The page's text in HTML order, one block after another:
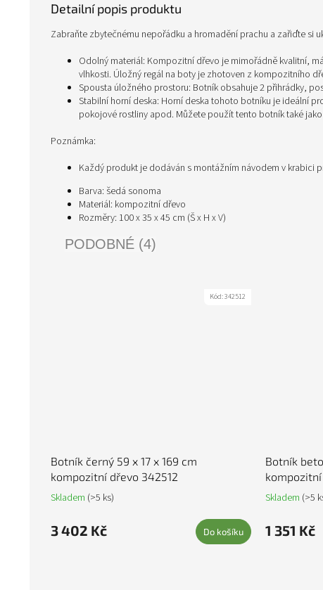
Detailní popis produktu
Zabraňte zbytečnému nepořádku a hromadění prachu a zařiďte si
Odolný materiál: Kompozitní dřevo je mimořádně kvalitní,
vlhkosti. Úložný regál na boty je zhotoven z kompozitního
Spousta úložného prostoru: Botník obsahuje 2 přihrádky,
Stabilní horní deska: Horní deska tohoto botníku je ideální
pokojové rostliny apod. Můžete použít tento botník také
Poznámka:
Každý produkt je dodáván s montážním návodem v krabici
Barva: šedá sonoma
Materiál: kompozitní dřevo
Rozměry: 100 x 35 x 45 cm (Š x H x V)
PODOBNÉ (4)
Botník černý 59 x 17 x 169 cm
kompozitní dřevo 342512
Skladem (>5 ks)
3 402 Kč Do košíku
Kód:342512
Botník
kompozitní
Skladem (>5
1 351 Kč